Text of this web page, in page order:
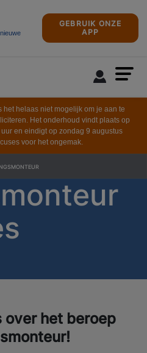
GEBRUIK ONZE
APP
helaas niet mogelijk om je aan te
Het onderhoud vindt plaats op
en eindigt op zondag 9 augustus
voor het ongemak.
over het beroep